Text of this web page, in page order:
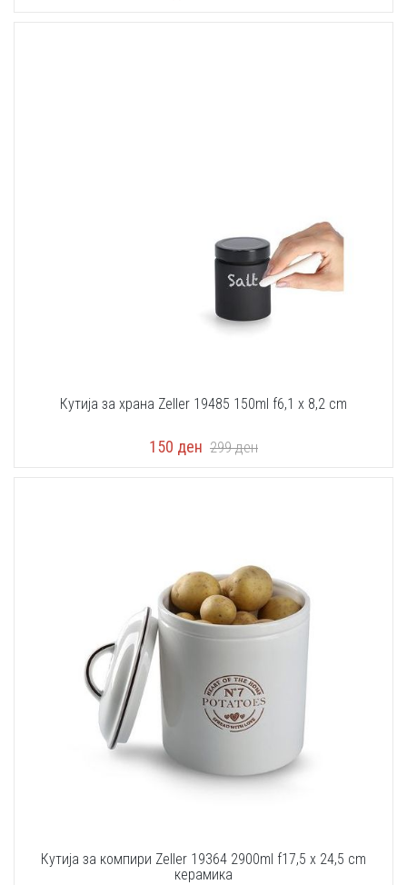
Кутија за храна Zeller 19485 150ml f6,1 x 8,2 cm
150 ден 299ден
Кутија за компири Zeller 19364 2900ml f17,5 x 24,5 cm
керамика